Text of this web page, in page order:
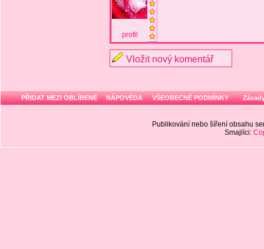
profil
Vložit nový komentář
PŘIDAT MEZI OBLÍBENÉ NÁPOVĚDA VŠEOBECNÉ PODMÍNKY
Publikování nebo šíření obsahu
Smajlíci: